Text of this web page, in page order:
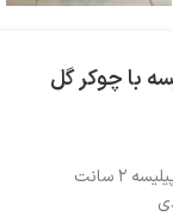
با چوکر گل
پیراهن دکلته فنر دار کرپ با دامن حریر ارگاندی پیلیسه ۲ سانت